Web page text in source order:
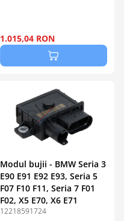
1.015,04 RON
Modul bujii - BMW Seria 3
E90 E91 E92 E93, Seria 5
F07 F10 F11, Seria 7 F01
F02, X5 E70, X6 E71
12218591724